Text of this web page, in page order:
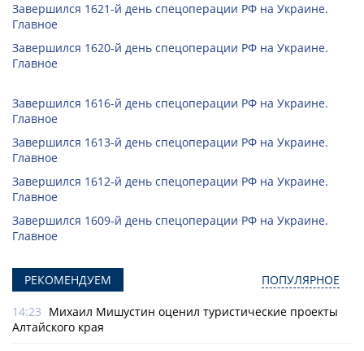
Завершился 1621-й день спецоперации РФ на Украине.
Главное
Завершился 1620-й день спецоперации РФ на Украине.
Главное
Завершился 1616-й день спецоперации РФ на Украине.
Главное
Завершился 1613-й день спецоперации РФ на Украине.
Главное
Завершился 1612-й день спецоперации РФ на Украине.
Главное
Завершился 1609-й день спецоперации РФ на Украине.
Главное
РЕКОМЕНДУЕМ ПОПУЛЯРНОЕ
14:23 Михаил Мишустин оценил туристические проекты
Алтайского края